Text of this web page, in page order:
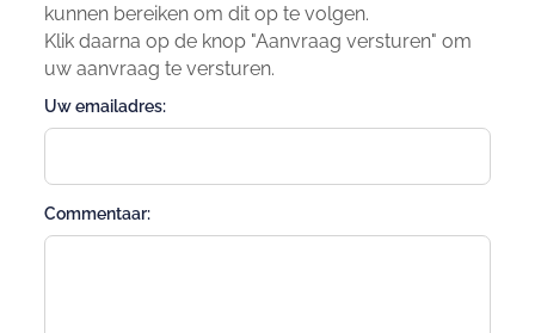
kunnen bereiken om dit op te volgen.
Klik daarna op de knop "Aanvraag versturen" om
uw aanvraag te versturen.
Uw emailadres:
Commentaar: